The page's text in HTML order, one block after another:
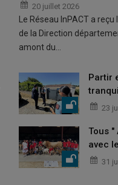
20 juillet 2026
Le Réseau InPACT a
de la Direction
amont du…
Partir
23
Tous
avec
31